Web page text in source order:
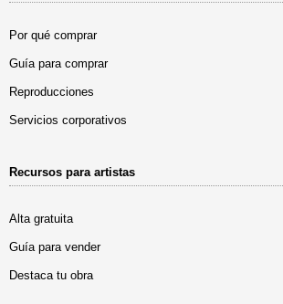
Por qué comprar
Guía para comprar
Reproducciones
Servicios corporativos
Recursos para artistas
Alta gratuita
Guía para vender
Destaca tu obra